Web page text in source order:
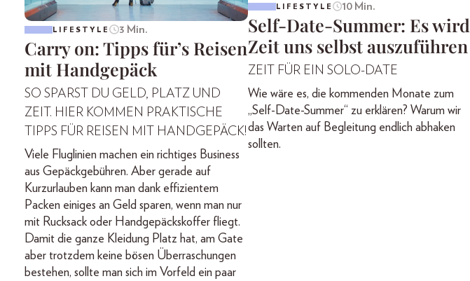
LIFESTYLE 3 Min.
Carry on: Tipps für’s Reisen
mit Handgepäck
SO SPARST DU GELD, PLATZ UND
ZEIT. HIER KOMMEN PRAKTISCHE
TIPPS FÜR REISEN MIT HANDGEPÄCK!
Viele Fluglinien machen ein richtiges Business
aus Gepäckgebühren. Aber gerade auf
Kurzurlauben kann man dank effizientem
Packen einiges an Geld sparen, wenn man nur
mit Rucksack oder Handgepäckskoffer fliegt.
Damit die ganze Kleidung Platz hat, am Gate
aber trotzdem keine bösen Überraschungen
bestehen, sollte man sich im Vorfeld ein paar
LIFESTYLE 10 Min.
Self-Date-Summer: Es wird
Zeit uns selbst auszuführen
ZEIT FÜR EIN SOLO-DATE
Wie wäre es, die kommenden Monate zum
„Self-Date-Summer“ zu erklären? Warum wir
das Warten auf Begleitung endlich abhaken
sollten.